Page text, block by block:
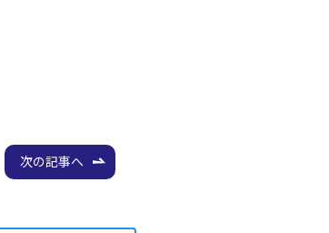
次の記事へ